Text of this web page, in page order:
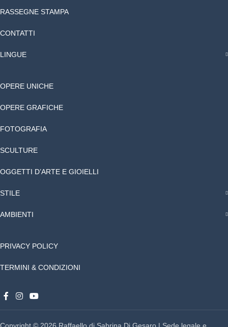
RASSEGNE STAMPA
CONTATTI
LINGUE
OPERE UNICHE
OPERE GRAFICHE
FOTOGRAFIA
SCULTURE
OGGETTI D’ARTE E GIOIELLI
STILE
AMBIENTI
PRIVACY POLICY
TERMINI & CONDIZIONI